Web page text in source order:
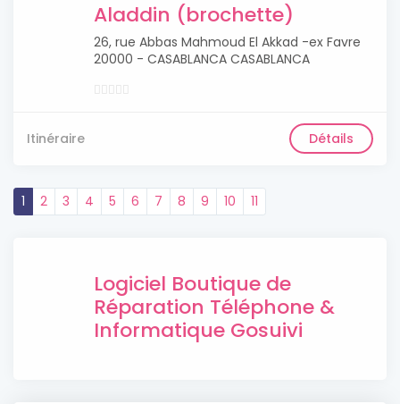
Aladdin (brochette)
26, rue Abbas Mahmoud El Akkad -ex Favre
20000 - CASABLANCA CASABLANCA
Itinéraire Détails
1 2 3 4 5 6 7 8 9 10 11
Logiciel Boutique de
Réparation Téléphone &
Informatique Gosuivi